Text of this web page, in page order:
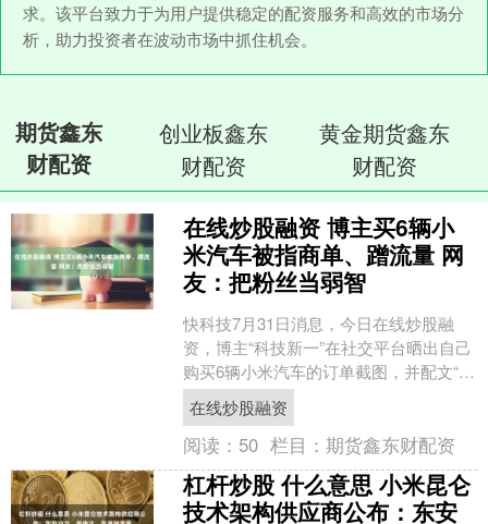
求。该平台致力于为用户提供稳定的配资服务和高效的市场分
析，助力投资者在波动市场中抓住机会。
期货鑫东
财配资
创业板鑫东
财配资
黄金期货鑫东
财配资
在线炒股融资 博主买6辆小
米汽车被指商单、蹭流量 网
友：把粉丝当弱智
快科技7月31日消息，今日在线炒股融
资，博主“科技新一”在社交平台晒出自己
购买6辆小米汽车的订单截图，并配文“买
了六辆小米汽车了，还差一辆就能召唤
雷总了”。 内....
在线炒股融资
阅读： 50 栏目：期货鑫东财配资
杠杆炒股 什么意思 小米昆仑
技术架构供应商公布：东安